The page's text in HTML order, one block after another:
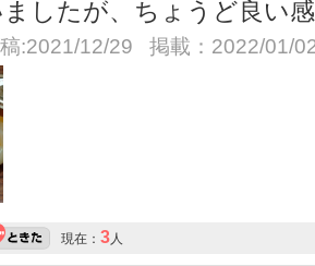
したが、ちょうど良い
稿:2021/12/29 掲載：2022/01/
現在： 3 人